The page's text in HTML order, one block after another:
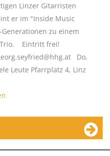
Linzer Gitarristen
er im "Inside Music
zu einem
Trio. Eintritt frei!
Do,
Leute Pfarrplatz 4, Linz